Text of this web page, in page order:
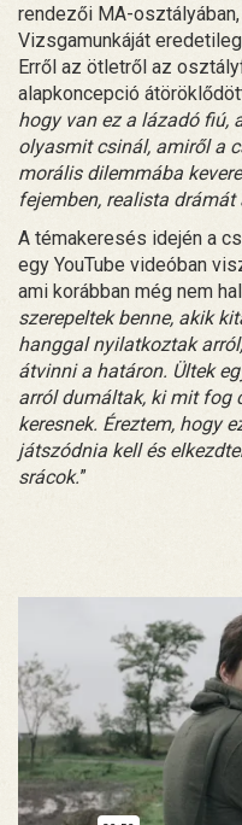
rendezői MA-osztályában,
Vizsgamunkáját
Erről az ötletről az
alapkoncepció
hogy van ez a lázadó fiú,
olyasmit csinál, amiről a
morális dilemmába
fejemben, realista drámát
A témakeresés idején a
egy YouTube videóban
ami korábban még nem
szerepeltek benne, akik
hanggal nyilatkoztak
átvinni a határon. Ültek
arról dumáltak, ki mit fog
keresnek. Éreztem, hogy
játszódnia kell és
srácok.”